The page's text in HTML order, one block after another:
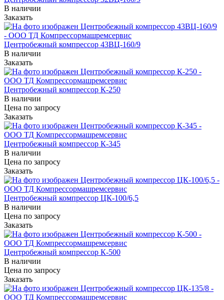
В наличии
Заказать
Центробежный компрессор 43ВЦ-160/9
В наличии
Заказать
Центробежный компрессор К-250
В наличии
Цена по запросу
Заказать
Центробежный компрессор К-345
В наличии
Цена по запросу
Заказать
Центробежный компрессор ЦК-100/6,5
В наличии
Цена по запросу
Заказать
Центробежный компрессор К-500
В наличии
Цена по запросу
Заказать